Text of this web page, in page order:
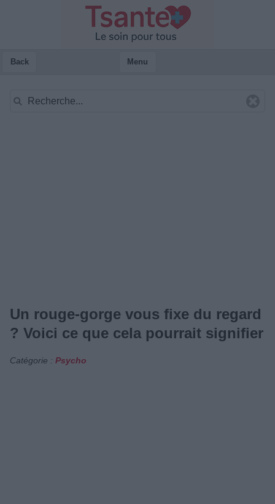
Back Menu
Un rouge-gorge vous fixe du regard
? Voici ce que cela pourrait signifier
Catégorie : Psycho